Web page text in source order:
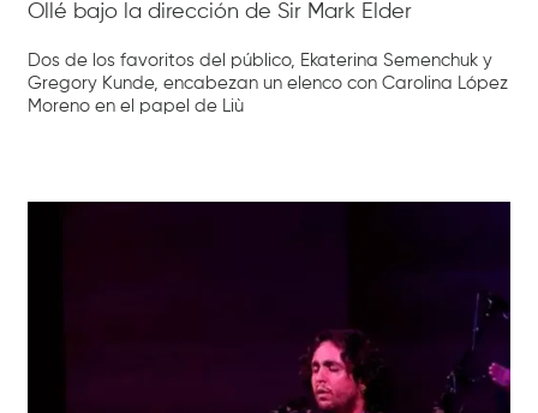
Ollé bajo la dirección de Sir Mark Elder
Dos de los favoritos del público, Ekaterina Semenchuk y
Gregory Kunde, encabezan un elenco con Carolina López
Moreno en el papel de Liù